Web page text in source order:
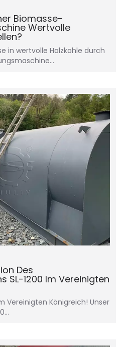
Biomasse-
Wertvolle
in wertvolle Holzkohle durch
Des
SL-1200 Im Vereinigten
Vereinigten Königreich! Unser